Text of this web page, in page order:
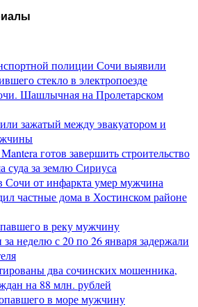
полиции Сочи выявили
стекло в электропоезде
Шашлычная на Пролетарском
зажатый между эвакуатором и
готов завершить строительство
суда за землю Сириуса
Сочи от инфаркта умер мужчина
частные дома в Хостинском районе
в реку мужчину
неделю с 20 по 26 января задержали
два сочинских мошенника,
на 88 млн. рублей
в море мужчину